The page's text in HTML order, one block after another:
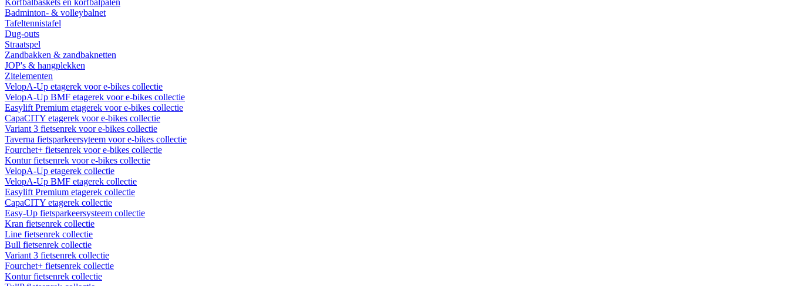
Korfbalbaskets en korfbalpalen
Badminton- & volleybalnet
Tafeltennistafel
Dug-outs
Straatspel
Zandbakken & zandbaknetten
JOP's & hangplekken
Zitelementen
VelopA-Up etagerek voor e-bikes collectie
VelopA-Up BMF etagerek voor e-bikes collectie
Easylift Premium etagerek voor e-bikes collectie
CapaCITY etagerek voor e-bikes collectie
Variant 3 fietsenrek voor e-bikes collectie
Taverna fietsparkeersyteem voor e-bikes collectie
Fourchet+ fietsenrek voor e-bikes collectie
Kontur fietsenrek voor e-bikes collectie
VelopA-Up etagerek collectie
VelopA-Up BMF etagerek collectie
Easylift Premium etagerek collectie
CapaCITY etagerek collectie
Easy-Up fietsparkeersysteem collectie
Kran fietsenrek collectie
Line fietsenrek collectie
Bull fietsenrek collectie
Variant 3 fietsenrek collectie
Fourchet+ fietsenrek collectie
Kontur fietsenrek collectie